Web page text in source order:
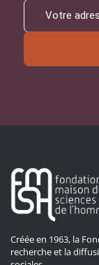
Créée en 1963, la
recherche et la